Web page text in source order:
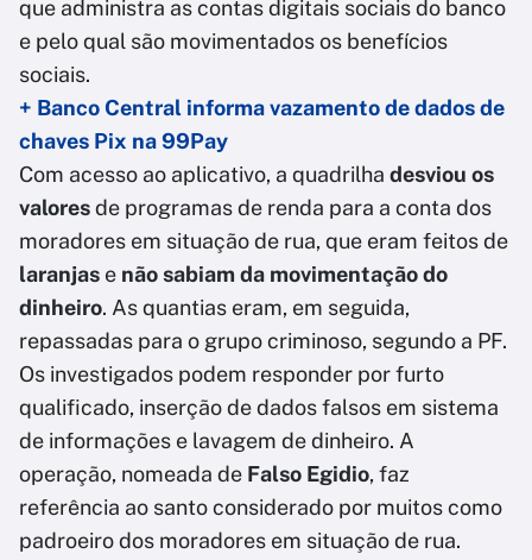
que administra as contas digitais sociais do banco
e pelo qual são movimentados os benefícios
sociais.
+ Banco Central informa vazamento de dados de
chaves Pix na 99Pay
Com acesso ao aplicativo, a quadrilha desviou os
valoresde programas de renda para a conta dos
moradores em situação de rua, que eram feitos de
laranjas e não sabiam da movimentação do
dinheiro. As quantias eram, em seguida,
repassadas para o grupo criminoso, segundo a PF.
Os investigados podem responder por furto
qualificado, inserção de dados falsos em sistema
de informações e lavagem de dinheiro. A
operação, nomeada de Falso Egidio, faz
referência ao santo considerado por muitos como
padroeiro dos moradores em situação de rua.